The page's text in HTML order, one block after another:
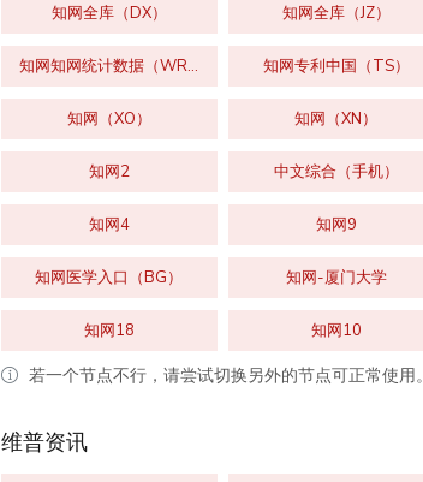
知网全库（DX） 知网全库（JZ）
知网知网统计数据（WR） 知网专利中国（TS）
知网（XO） 知网（XN）
知网2 中文综合（手机）
知网4 知网9
知网医学入口（BG） 知网-厦门大学
知网18 知网10
若一个节点不行，请尝试切换另外的节点可正常使用。
维普资讯